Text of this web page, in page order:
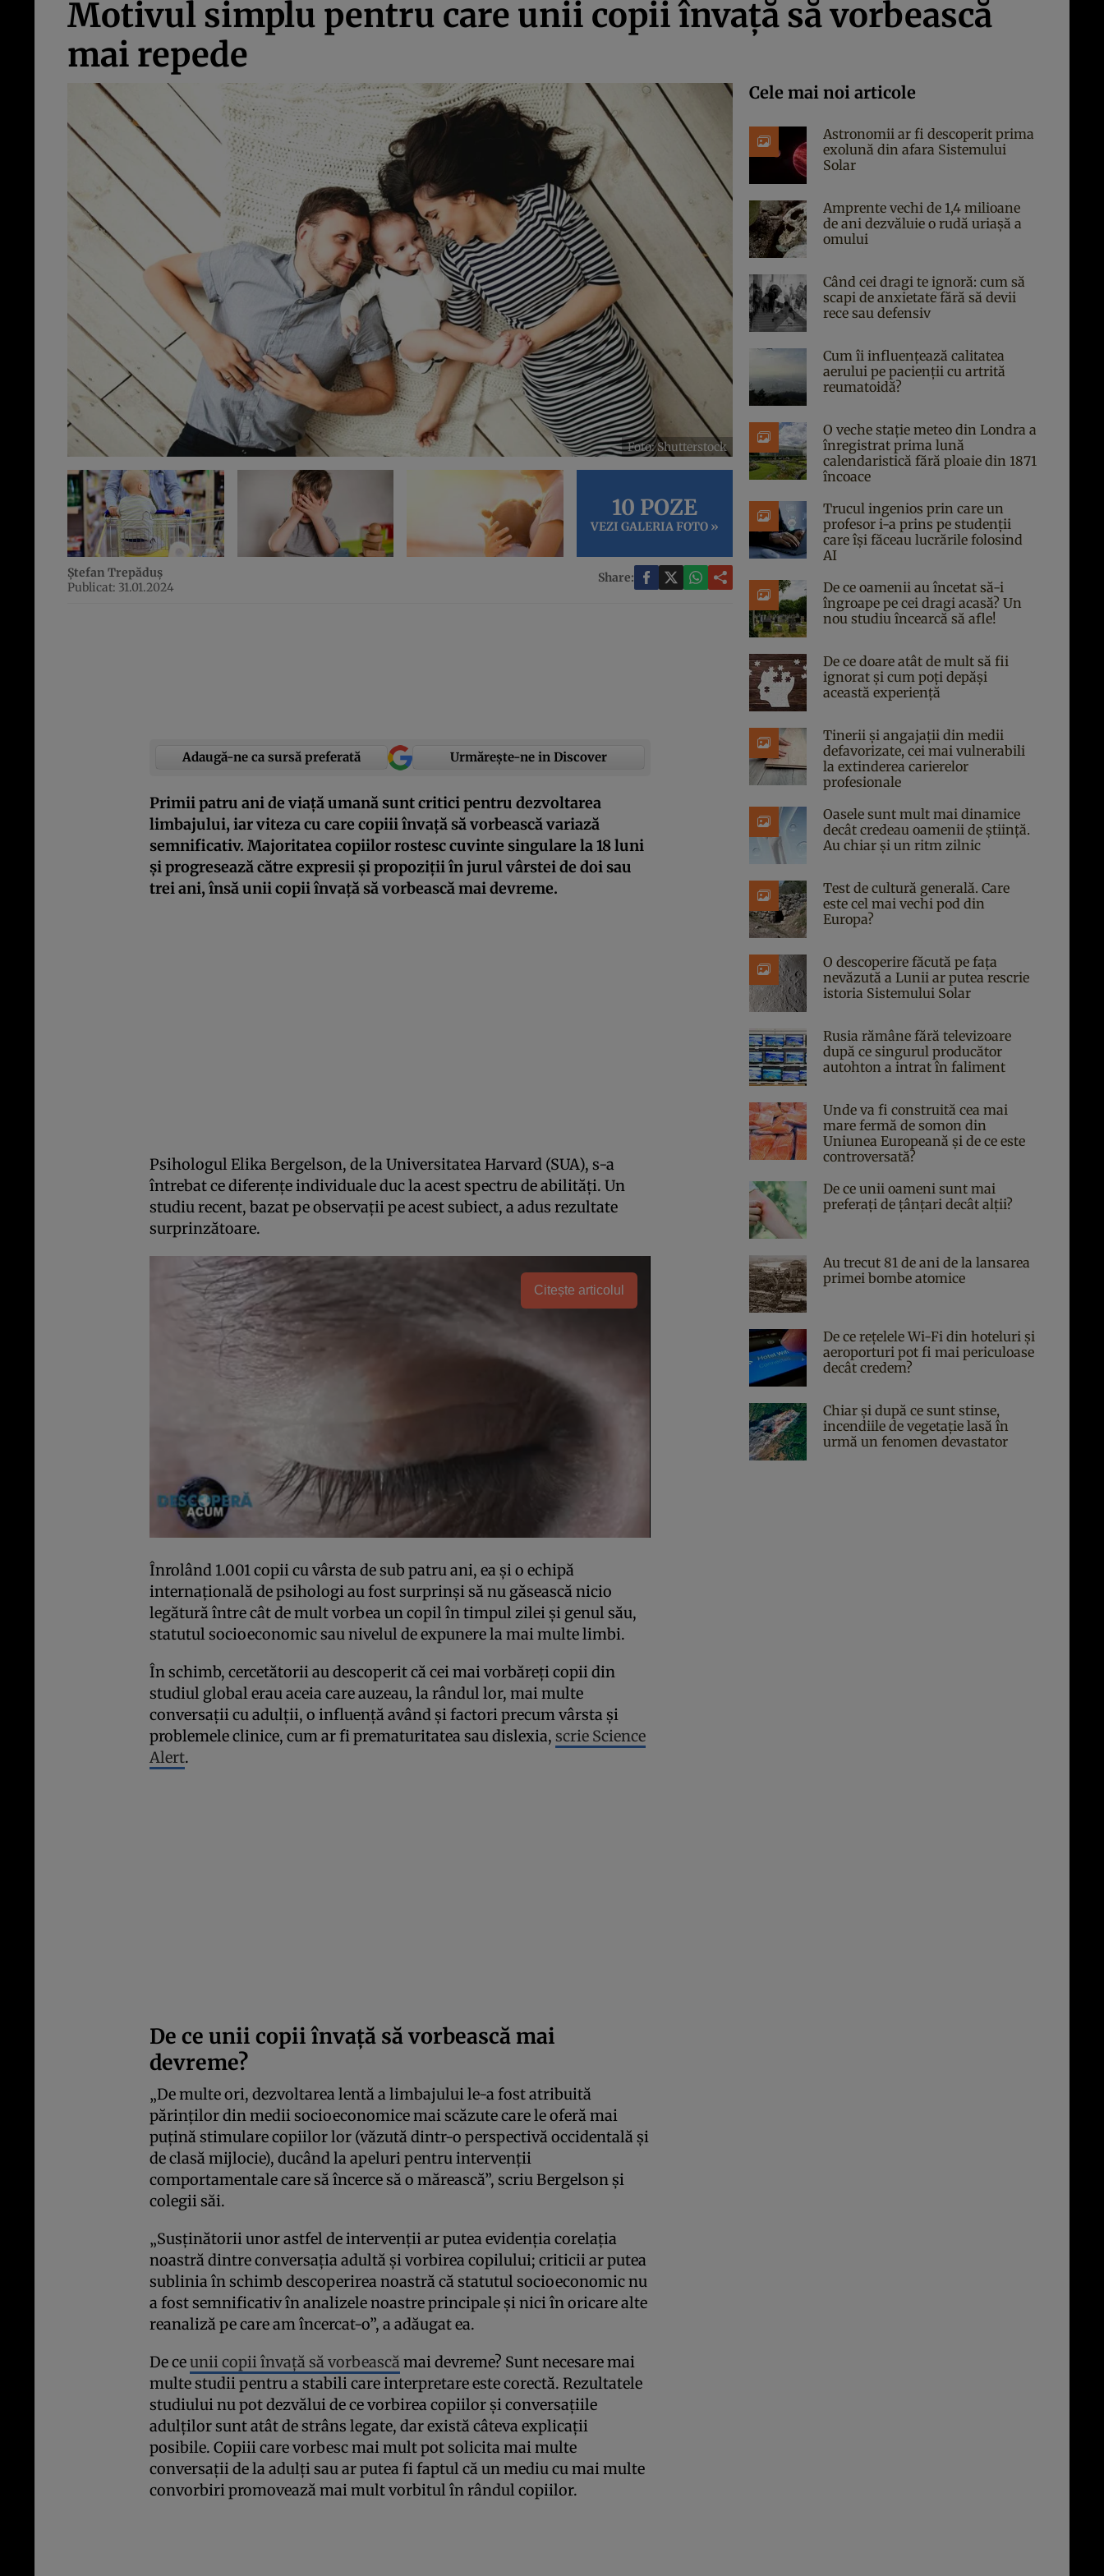
Motivul simplu pentru care unii copii învață să vorbească
mai repede
Foto: Shutterstock
10 POZE
VEZI GALERIA FOTO »
Ștefan Trepăduș
Publicat: 31.01.2024
Share:
Adaugă-ne ca sursă preferată Urmărește-ne in Discover
Primii patru ani de viață umană sunt critici pentru dezvoltarea
limbajului, iar viteza cu care copiii învață să vorbească variază
semnificativ. Majoritatea copiilor rostesc cuvinte singulare la 18 luni
și progresează către expresii și propoziții în jurul vârstei de doi sau
trei ani, însă unii copii învață să vorbească mai devreme.
Psihologul Elika Bergelson, de la Universitatea Harvard (SUA), s-a
întrebat ce diferențe individuale duc la acest spectru de abilități. Un
studiu recent, bazat pe observații pe acest subiect, a adus rezultate
surprinzătoare.
Citește articolul
Înrolând 1.001 copii cu vârsta de sub patru ani, ea și o echipă
internațională de psihologi au fost surprinși să nu găsească nicio
legătură între cât de mult vorbea un copil în timpul zilei și genul său,
statutul socioeconomic sau nivelul de expunere la mai multe limbi.
În schimb, cercetătorii au descoperit că cei mai vorbăreți copii din
studiul global erau aceia care auzeau, la rândul lor, mai multe
conversații cu adulții, o influență având și factori precum vârsta și
problemele clinice, cum ar fi prematuritatea sau dislexia, scrie Science
Alert.
De ce unii copii învață să vorbească mai
devreme?
„De multe ori, dezvoltarea lentă a limbajului le-a fost atribuită
părinților din medii socioeconomice mai scăzute care le oferă mai
puțină stimulare copiilor lor (văzută dintr-o perspectivă occidentală și
de clasă mijlocie), ducând la apeluri pentru intervenții
comportamentale care să încerce să o mărească”, scriu Bergelson și
colegii săi.
„Susținătorii unor astfel de intervenții ar putea evidenția corelația
noastră dintre conversația adultă și vorbirea copilului; criticii ar putea
sublinia în schimb descoperirea noastră că statutul socioeconomic nu
a fost semnificativ în analizele noastre principale și nici în oricare alte
reanaliză pe care am încercat-o”, a adăugat ea.
De ceunii copii învață să vorbească mai devreme? Sunt necesare mai
multe studii pentru a stabili care interpretare este corectă. Rezultatele
studiului nu pot dezvălui de ce vorbirea copiilor și conversațiile
adulților sunt atât de strâns legate, dar există câteva explicații
posibile. Copiii care vorbesc mai mult pot solicita mai multe
conversații de la adulți sau ar putea fi faptul că un mediu cu mai multe
convorbiri promovează mai mult vorbitul în rândul copiilor.
Cele mai noi articole
Astronomii ar fi descoperit prima
exolună din afara Sistemului
Solar
Amprente vechi de 1,4 milioane
de ani dezvăluie o rudă uriașă a
omului
Când cei dragi te ignoră: cum să
scapi de anxietate fără să devii
rece sau defensiv
Cum îi influențează calitatea
aerului pe pacienții cu artrită
reumatoidă?
O veche stație meteo din Londra a
înregistrat prima lună
calendaristică fără ploaie din 1871
încoace
Trucul ingenios prin care un
profesor i-a prins pe studenții
care își făceau lucrările folosind
AI
De ce oamenii au încetat să-i
îngroape pe cei dragi acasă? Un
nou studiu încearcă să afle!
De ce doare atât de mult să fii
ignorat și cum poți depăși
această experiență
Tinerii și angajații din medii
defavorizate, cei mai vulnerabili
la extinderea carierelor
profesionale
Oasele sunt mult mai dinamice
decât credeau oamenii de știință.
Au chiar și un ritm zilnic
Test de cultură generală. Care
este cel mai vechi pod din
Europa?
O descoperire făcută pe fața
nevăzută a Lunii ar putea rescrie
istoria Sistemului Solar
Rusia rămâne fără televizoare
după ce singurul producător
autohton a intrat în faliment
Unde va fi construită cea mai
mare fermă de somon din
Uniunea Europeană și de ce este
controversată?
De ce unii oameni sunt mai
preferați de țânțari decât alții?
Au trecut 81 de ani de la lansarea
primei bombe atomice
De ce rețelele Wi-Fi din hoteluri și
aeroporturi pot fi mai periculoase
decât credem?
Chiar și după ce sunt stinse,
incendiile de vegetație lasă în
urmă un fenomen devastator